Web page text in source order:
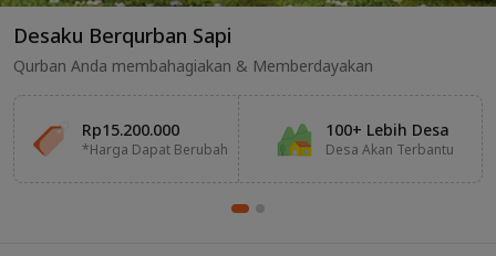
Desaku Berqurban Sapi
Qurban Anda membahagiakan & Memberdayakan
Rp15.200.000
*Harga Dapat Berubah
100+ Lebih Desa
Desa Akan Terbantu